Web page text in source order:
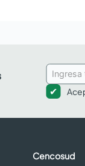
Cencosud